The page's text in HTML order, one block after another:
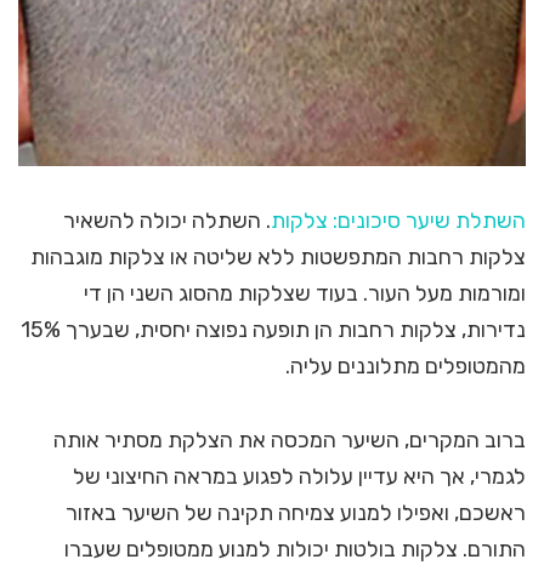
השתלת שיער סיכונים: צלקות. השתלה יכולה להשאיר
צלקות רחבות המתפשטות ללא שליטה או צלקות מוגבהות
ומורמות מעל העור. בעוד שצלקות מהסוג השני הן די
נדירות, צלקות רחבות הן תופעה נפוצה יחסית, שבערך 15%
מהמטופלים מתלוננים עליה.
ברוב המקרים, השיער המכסה את הצלקת מסתיר אותה
לגמרי, אך היא עדיין עלולה לפגוע במראה החיצוני של
ראשכם, ואפילו למנוע צמיחה תקינה של השיער באזור
התורם. צלקות בולטות יכולות למנוע ממטופלים שעברו